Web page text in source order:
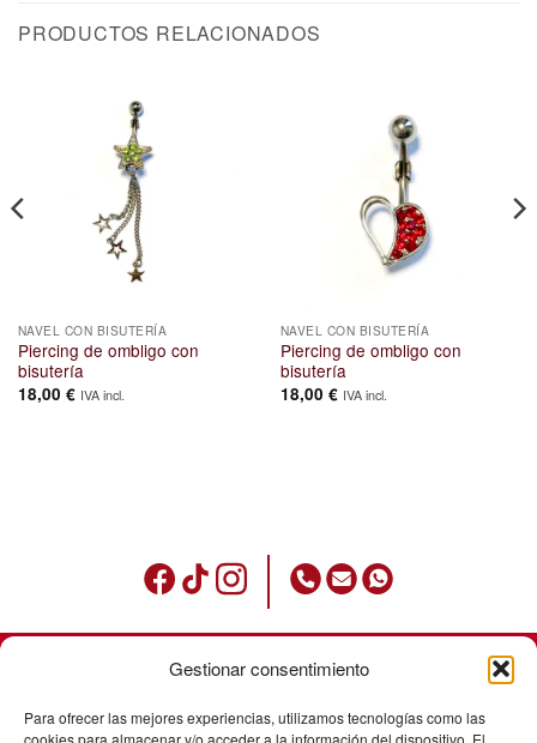
Gestionar consentimiento
Para ofrecer las mejores experiencias, utilizamos tecnologías como las
PRODUCTOS RELACIONADOS
NAVEL CON BISUTERÍA
Piercing de ombligo con
bisutería
18,00 € IVA incl.
NAVEL CON BISUTERÍA
Piercing de ombligo con
bisutería
18,00 € IVA incl.
Condiciones de uso
Política de privacidad